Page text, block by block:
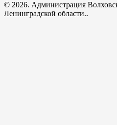
© 2026. Администрация
Ленинградской области..